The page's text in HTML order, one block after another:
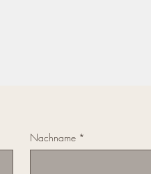
Nachname *